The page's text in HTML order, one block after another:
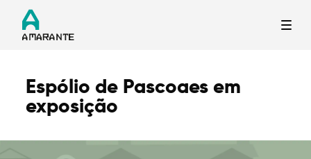
Termo de Pesquisa
Espólio de Pascoaes em
exposição